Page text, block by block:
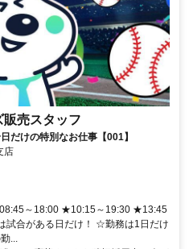
売スタッフ
だけの特別なお仕事【001】
店
～18:00 ★10:15～19:30 ★13:45
合がある日だけ！ ☆勤務は1日だけ
...